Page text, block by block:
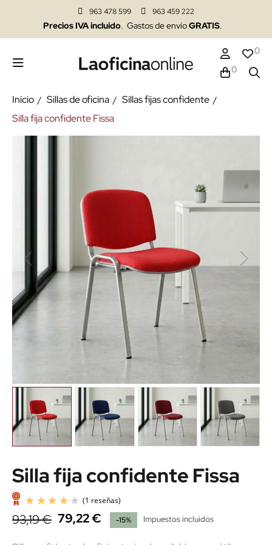
963 478 599 963 459 222
Precios IVA incluido. Gastos de envíoGRATIS.
0
0
Inicio Sillas de oficina
Sillas fijas confidente
Silla fija confidente Fissa
Silla fija confidente Fissa
93,19 € 79,22 € -15% Impuestos incluidos